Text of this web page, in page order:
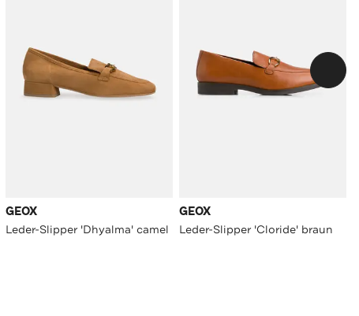
GEOX
Leder-Slipper 'Dhyalma' camel
GEOX
Leder-Slipper 'Cloride' braun